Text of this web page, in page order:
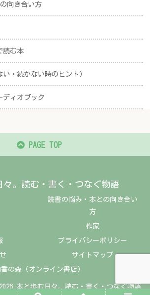
向き合い方
読む本
・続かない時のヒント）
ディオブック
PAGE TOP
々。読む・書く・つなぐ物語
読書の悩み・本との向き合い
方
作家
プライバシーポリシー
サイトマップ
香の森（オンライン書店）
本と歩む日々。読む・書く・つなぐ物語